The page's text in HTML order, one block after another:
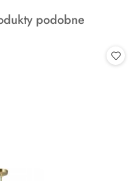
podobne